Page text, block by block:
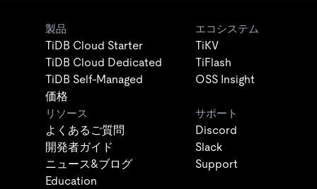
製品
TiDB Cloud Starter
TiDB Cloud Dedicated
TiDB Self-Managed
価格
エコシステム
TiKV
TiFlash
OSS Insight
リソース
よくあるご質問
開発者ガイド
ニュース&ブログ
Education
サポート
Discord
Slack
Support